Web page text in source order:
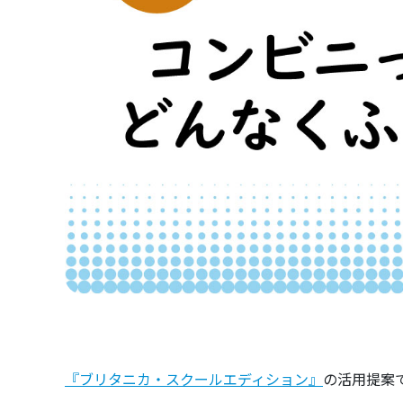
『ブリタニカ・スクールエディション』 の活用提案